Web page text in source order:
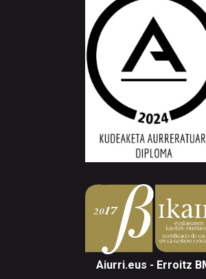
Aiurri.eus - Erroitz